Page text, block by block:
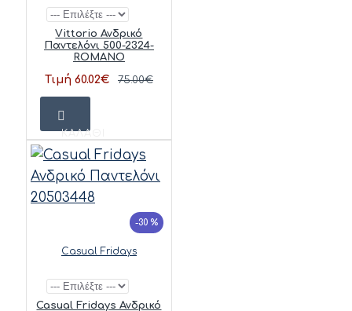
Vittorio Ανδρικό
Παντελόνι 500-2324-
ROMANO
Τιμή 60.02€ 75.00€
ΚΑΛΆΘΙ
-30 %
Casual Fridays
Casual Fridays Ανδρικό